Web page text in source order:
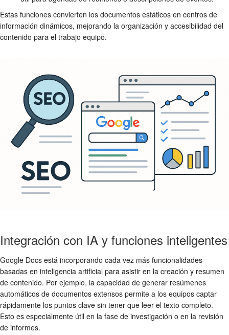
Estas funciones convierten los documentos estáticos en centros de
información dinámicos, mejorando la organización y accesibilidad del
contenido para el trabajo equipo.
Integración con IA y funciones inteligentes
Google Docs está incorporando cada vez más funcionalidades
basadas en inteligencia artificial para asistir en la creación y resumen
de contenido. Por ejemplo, la capacidad de generar resúmenes
automáticos de documentos extensos permite a los equipos captar
rápidamente los puntos clave sin tener que leer el texto completo.
Esto es especialmente útil en la fase de investigación o en la revisión
de informes.